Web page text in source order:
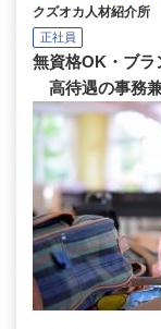
クズオカ人材紹介所
正社員
無資格OK・ブ
高待遇の事務